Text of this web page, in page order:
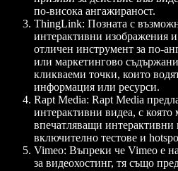
по-висока ангажираност.
ThingLink: Позната с
интерактивни изображения
отличен инструмент за по-
или маркетингово
кликваеми точки, които
информация или ресурси.
Rapt Media: Rapt Media
интерактивни видеа, с която
впечатляващи интерактивни
включително тестове и
Vimeo: Въпреки че Vimeo е
за видеохостинг, тя също